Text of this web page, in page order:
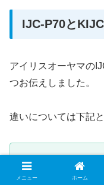
IJC-P70と
アイリスオーヤマの
つお伝えしました。
違いについては下記と
1.KIJC-P70の方が
メニュー ホーム